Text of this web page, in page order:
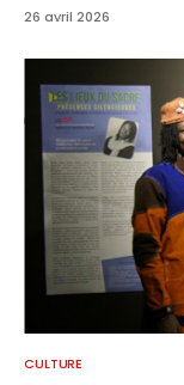
26 avril 2026
CULTURE